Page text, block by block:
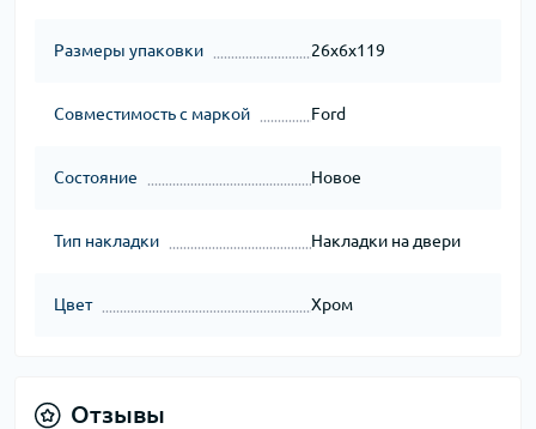
Размеры упаковки 26x6x119
Совместимость с маркой Ford
Состояние Новое
Тип накладки Накладки на двери
Цвет Хром
Отзывы